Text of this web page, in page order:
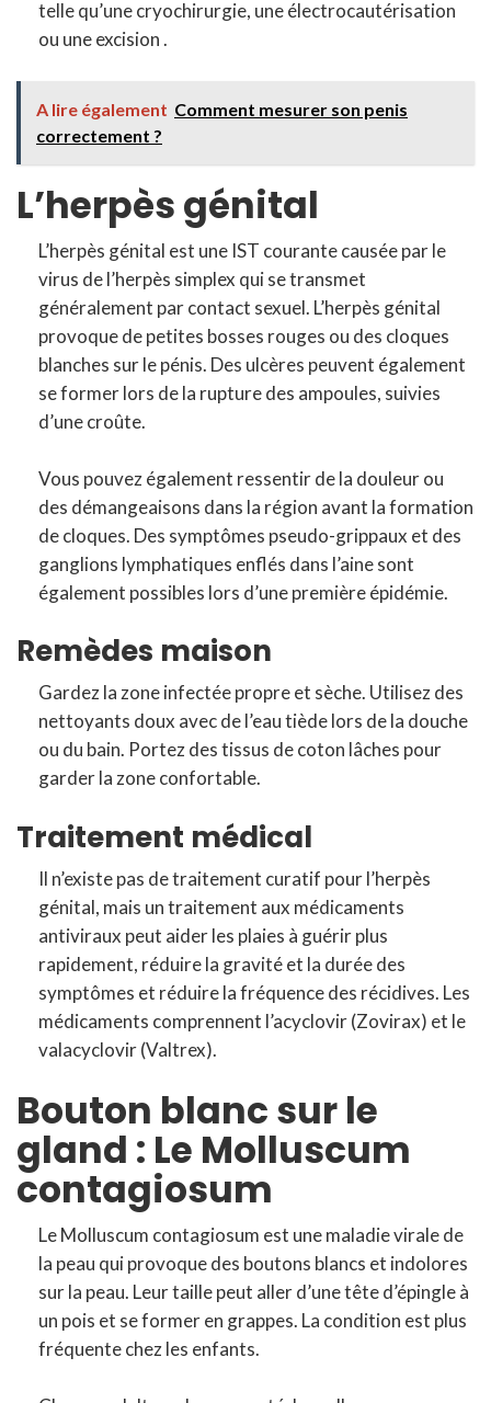
telle qu’une cryochirurgie, une électrocautérisation
ou une excision .
A lire également Comment mesurer son penis
correctement ?
L’herpès génital
L’herpès génital est une IST courante causée par le
virus de l’herpès simplex qui se transmet
généralement par contact sexuel. L’herpès génital
provoque de petites bosses rouges ou des cloques
blanches sur le pénis. Des ulcères peuvent également
se former lors de la rupture des ampoules, suivies
d’une croûte.
Vous pouvez également ressentir de la douleur ou
des démangeaisons dans la région avant la formation
de cloques. Des symptômes pseudo-grippaux et des
ganglions lymphatiques enflés dans l’aine sont
également possibles lors d’une première épidémie.
Remèdes maison
Gardez la zone infectée propre et sèche. Utilisez des
nettoyants doux avec de l’eau tiède lors de la douche
ou du bain. Portez des tissus de coton lâches pour
garder la zone confortable.
Traitement médical
Il n’existe pas de traitement curatif pour l’herpès
génital, mais un traitement aux médicaments
antiviraux peut aider les plaies à guérir plus
rapidement, réduire la gravité et la durée des
symptômes et réduire la fréquence des récidives. Les
médicaments comprennent l’acyclovir (Zovirax) et le
valacyclovir (Valtrex).
Bouton blanc sur le
gland : Le Molluscum
contagiosum
Le Molluscum contagiosum est une maladie virale de
la peau qui provoque des boutons blancs et indolores
sur la peau. Leur taille peut aller d’une tête d’épingle à
un pois et se former en grappes. La condition est plus
fréquente chez les enfants.